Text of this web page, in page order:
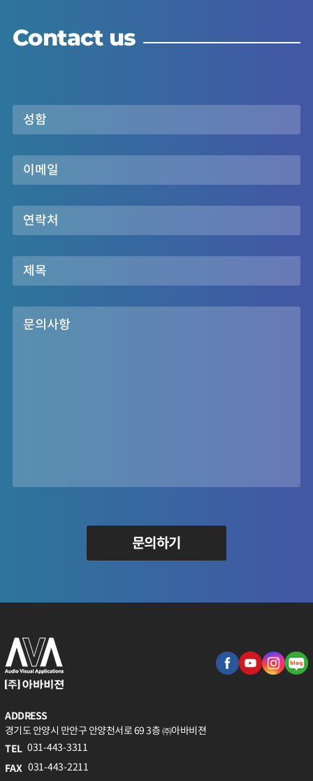
Contact us
문의하기
ADDRESS
경기도 안양시 만안구 안양천서로 69 3층 ㈜아바비젼
TEL 031-443-3311
FAX 031-443-2211